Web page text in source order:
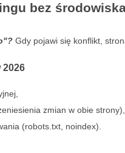
bez
Gdy pojawi się konflikt,
zmian w obie strony),
(robots.txt, noindex).